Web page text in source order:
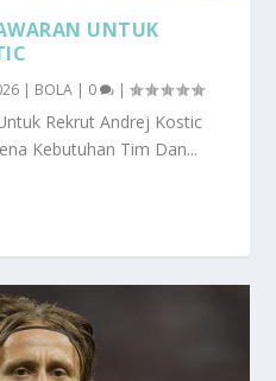
UNTUK
| BOLA | 0 |
Rekrut Andrej Kostic
Kebutuhan Tim Dan...